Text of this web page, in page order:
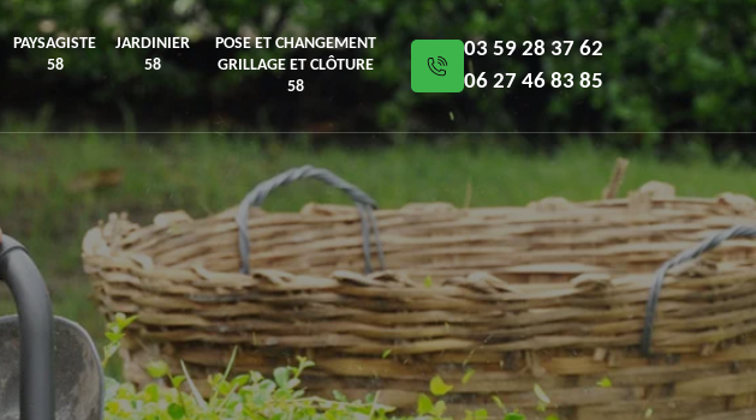
PAYSAGISTE
58
JARDINIER
58
POSE ET CHANGEMENT
GRILLAGE ET CLÔTURE
58
03 59 28 37 62
06 27 46 83 85